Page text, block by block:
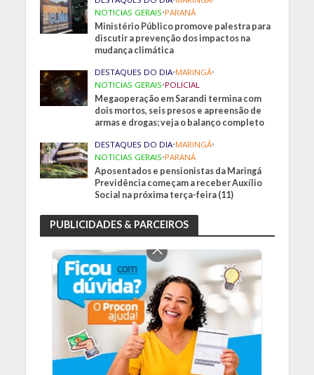
NOTICIAS GERAIS•PARANÁ
Ministério Público promove palestra para
discutir a prevenção dos impactos na
mudança climática
DESTAQUES DO DIA•MARINGÁ•
NOTICIAS GERAIS•POLICIAL
Megaoperação em Sarandi termina com
dois mortos, seis presos e apreensão de
armas e drogas; veja o balanço completo
DESTAQUES DO DIA•MARINGÁ•
NOTICIAS GERAIS•PARANÁ
Aposentados e pensionistas da Maringá
Previdência começam a receber Auxílio
Social na próxima terça-feira (11)
PUBLICIDADES & PARCEIROS